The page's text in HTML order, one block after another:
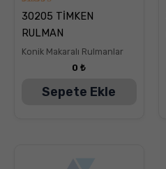
5
üzerinden
5.00
oy aldı
30205 TİMKEN
RULMAN
Konik Makaralı Rulmanlar
0₺
Sepete Ekle